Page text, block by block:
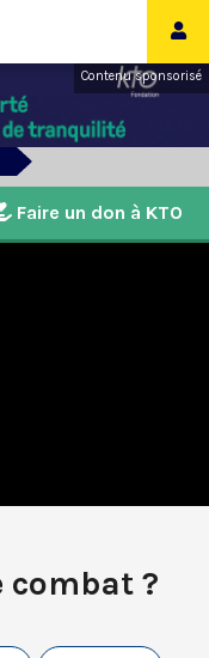
Contenu sponsorisé
combat ?
Faire un don à KTO